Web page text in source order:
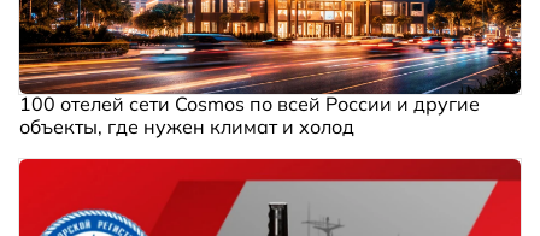
100 отелей сети Cosmos по всей России и другие
объекты, где нужен климат и холод